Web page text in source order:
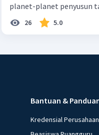
planet-planet penyusun
26 5.0
Bantuan &
Kredensial Perusahaan